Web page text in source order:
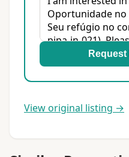
View original listing →